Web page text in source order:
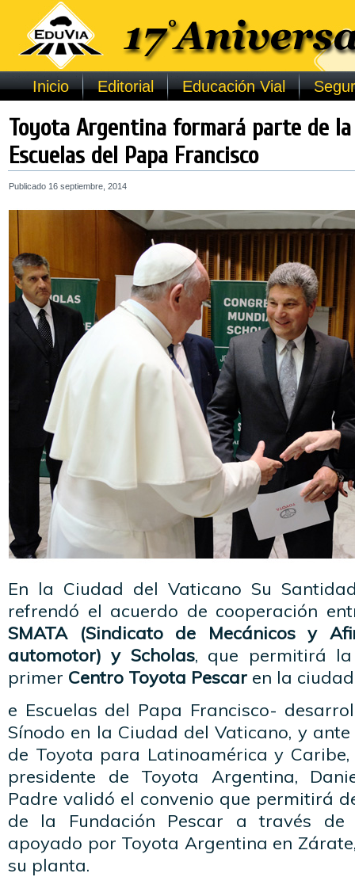
Inicio Editorial Educación Vial
Toyota Argentina formará parte de
Escuelas del Papa Francisco
Publicado 16 septiembre, 2014
En la Ciudad del Vaticano Su
refrendó el acuerdo de cooperación
SMATA (Sindicato de Mecánicos y
automotor) y Scholas, que permitirá
primer Centro Toyota Pescar en la
e Escuelas del Papa Francisco-
Sínodo en la Ciudad del Vaticano, y
de Toyota para Latinoamérica y Caribe,
presidente de Toyota Argentina,
Padre validó el convenio que permitirá
de la Fundación Pescar a través de
apoyado por Toyota Argentina en
su planta.